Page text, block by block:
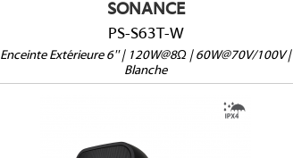
SONANCE
PS-S63T-W
Enceinte Extérieure 6'' | 120W@8Ω | 60W@70V/100V |
Blanche